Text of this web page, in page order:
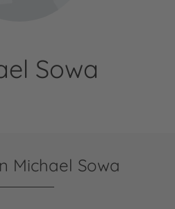
Sowa
Michael Sowa